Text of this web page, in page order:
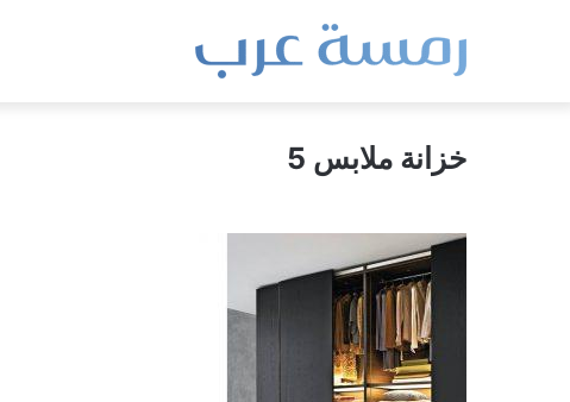
خزانة ملابس 5